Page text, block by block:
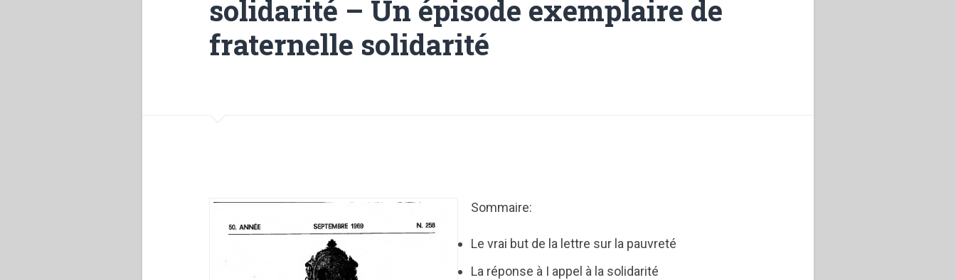
solidarité – Un épisode exemplaire de
fraternelle solidarité
Sommaire:
Le vrai but de la lettre sur la pauvreté
La réponse à I appel à la solidarité